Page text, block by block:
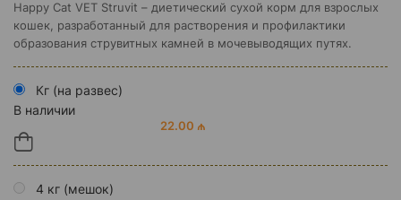
Happy Cat VET Struvit – диетический сухой корм для взрослых
кошек, разработанный для растворения и профилактики
образования струвитных камней в мочевыводящих путях.
Кг (на развес)
В наличии
22.00 ₼
4 кг (мешок)